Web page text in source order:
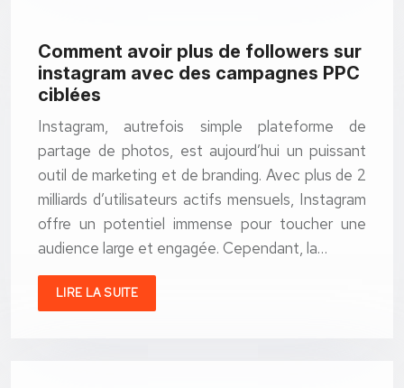
Comment avoir plus de followers sur
instagram avec des campagnes PPC
ciblées
Instagram, autrefois simple plateforme de
partage de photos, est aujourd’hui un puissant
outil de marketing et de branding. Avec plus de 2
milliards d’utilisateurs actifs mensuels, Instagram
offre un potentiel immense pour toucher une
audience large et engagée. Cependant, la…
LIRE LA SUITE